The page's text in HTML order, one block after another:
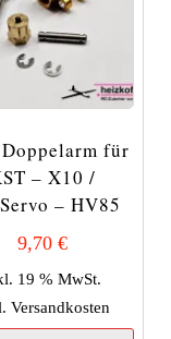
für
– X10 /
– HV85
9,70 €
19 % MwSt.
Versandkosten